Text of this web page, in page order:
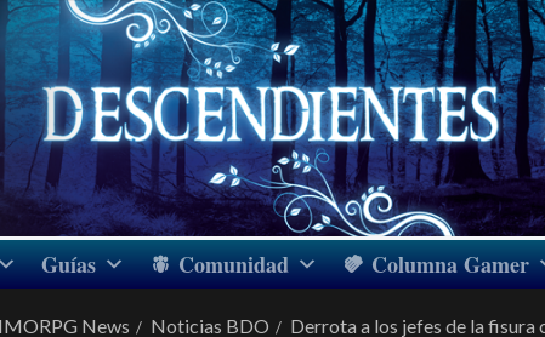
Guías Comunidad Columna Gamer
News Noticias BDO Derrota a los jefes de la fisura